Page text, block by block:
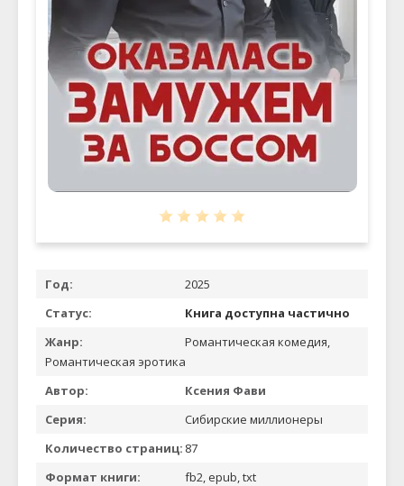
Год:
2025
Статус:
Книга доступна частично
Жанр:
Романтическая комедия,
Романтическая эротика
Автор:
Ксения Фави
Серия:
Сибирские миллионеры
Количество страниц: 87
Формат книги:
fb2, epub, txt